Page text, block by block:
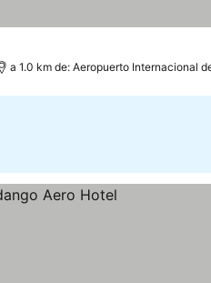
a 1.0 km de: Aeropuerto Internacional